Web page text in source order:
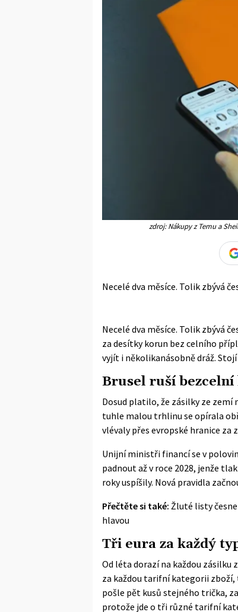
zdroj: Nákupy z Temu a
Necelé dva měsíce. Tolik zbývá
Necelé dva měsíce. Tolik zbývá
za desítky korun bez celního
vyjít i několikanásobně dráž.
Brusel ruší
Dosud platilo, že zásilky ze zemí
tuhle malou trhlinu se opírala
vlévaly přes evropské hranice za
Unijní ministři financí se v
padnout až v roce 2028, jenže
roky uspíšily. Nová pravidla
Přečtěte si také: Žluté listy
hlavou
Tři eura za každý
Od léta dorazí na každou zásilku
za každou tarifní kategorii zboží,
pošle pět kusů stejného trička,
protože jde o tři různé tarifní